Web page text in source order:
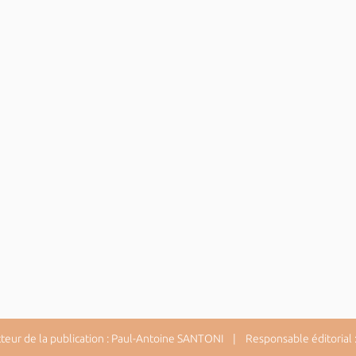
de la publication : Paul-Antoine SANTONI | Responsable éditorial :